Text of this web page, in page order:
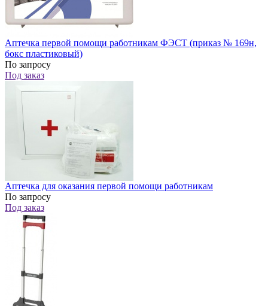
Аптечка первой помощи работникам ФЭСТ (приказ № 169н,
бокс пластиковый)
По запросу
Под заказ
Аптечка для оказания первой помощи работникам
По запросу
Под заказ